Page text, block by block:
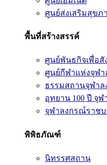
ศูนย์ส่งเสริมสุขภ
พื้นที่สร้างสรรค์
ศูนย์พันธกิจเพื่อสั
ศูนย์กีฬาแห่งจุฬ
ธรรมสถานจุฬา
อุทยาน 100 ปี จุฬ
จุฬาลงกรณ์ราช
พิพิธภัณฑ์
นิทรรศสถาน